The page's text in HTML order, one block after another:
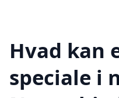
Hvad kan
speciale i